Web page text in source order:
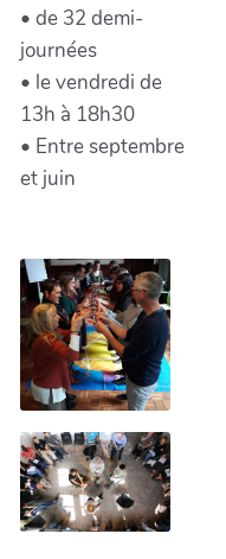
• de 32 demi-
journées
• le vendredi de
13h à 18h30
• Entre septembre
et juin